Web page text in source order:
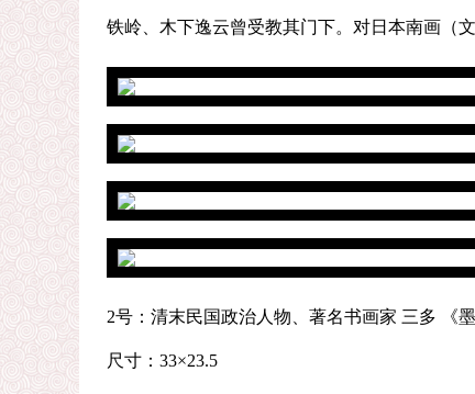
铁岭、木下逸云曾受教其门下。对日本南画（
2号：清末民国政治人物、著名书画家 三多 《
尺寸：33×23.5